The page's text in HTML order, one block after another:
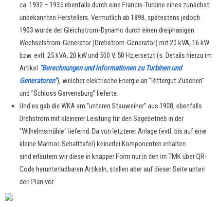
ca. 1932 – 1935 ebenfalls durch eine Francis-Turbine eines zunächst
unbekannten Herstellers. Vermutlich ab 1898, spätestens jedoch
1903 wurde der Gleichstrom-Dynamo durch einen dreiphasigen
Wechselstrom-Generator (Drehstrom-Generator) mit 20 kVA, 16 kW
bzw. evtl. 25 kVA, 20 kW und 500 V, 50 Hz,ersetzt (s. Details hierzu im
Artikel "Berechnungen und Informationen zu Turbinen und
Generatoren"), welcher elektrische Energie an "Rittergut Züschen"
und "Schloss Garvensburg" lieferte.
Und es gab die WKA am "unteren Stauweiher" aus 1908, ebenfalls
Drehstrom mit kleinerer Leistung für den Sägebetrieb in der
"Wilhelmsmühle" liefernd. Da von letzterer Anlage (evtl. bis auf eine
kleine Marmor-Schalttafel) keinerlei Komponenten erhalten
sind erläutern wir diese in knapper Form nur in den im TMK über QR-
Code herunterladbaren Artikeln, stellen aber auf dieser Seite unten
den Plan vor.